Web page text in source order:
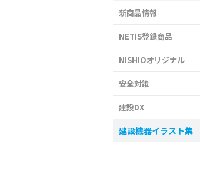
新商品情報
NETIS登録商品
NISHIOオリジナル
安全対策
建設DX
建設機器イラスト集